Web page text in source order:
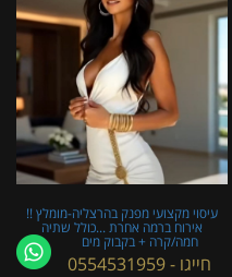
עיסוי מקצועי מפנק בהרצליה-מומלץ !!
אירוח ברמה אחרת ...כולל שתיה
חמה/קרה + בקבוק מים
חייגו - 0554531959